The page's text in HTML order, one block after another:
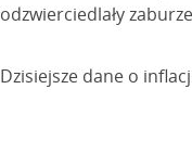
odzwierciedlały
Dzisiejsze dane o